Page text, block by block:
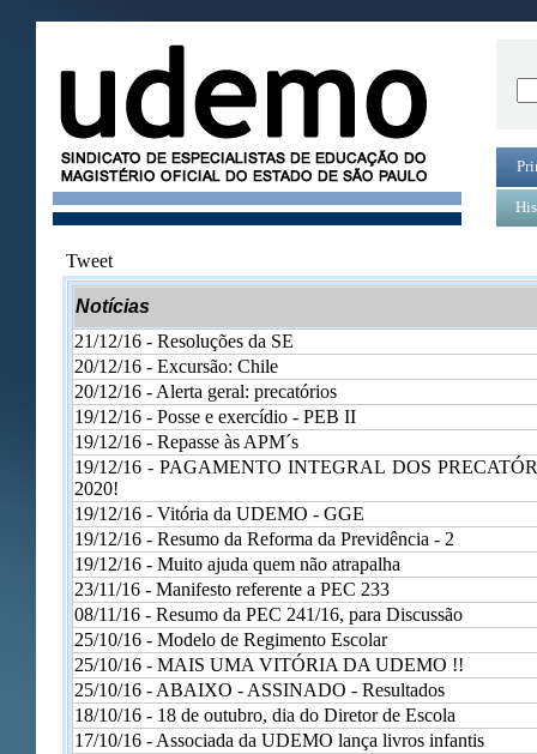
Tweet
Notícias
21/12/16 - Resoluções da SE
20/12/16 - Excursão: Chile
20/12/16 - Alerta geral: precatórios
19/12/16 - Posse e exercídio - PEB II
19/12/16 - Repasse às APM´s
19/12/16 -PAGAMENTO INTEGRAL DOS
2020!
19/12/16 - Vitória da UDEMO - GGE
19/12/16 - Resumo da Reforma da Previdência - 2
19/12/16 - Muito ajuda quem não atrapalha
23/11/16 - Manifesto referente a PEC 233
08/11/16 - Resumo da PEC 241/16, para Discussão
25/10/16 - Modelo de Regimento Escolar
25/10/16 - MAIS UMA VITÓRIA DA UDEMO !!
25/10/16 - ABAIXO - ASSINADO - Resultados
18/10/16 - 18 de outubro, dia do Diretor de Escola
17/10/16 - Associada da UDEMO lança livros infantis